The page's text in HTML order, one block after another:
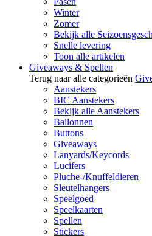
Winter
Zomer
Bekijk alle
Snelle levering
Toon alle artikelen
Giveaways & Spellen
Terug naar alle categorieën
Aanstekers
BIC Aanstekers
Bekijk alle Aanstekers
Ballonnen
Buttons
Giveaways
Lanyards/Keycords
Lucifers
Pluche-/Knuffeldieren
Sleutelhangers
Speelgoed
Speelkaarten
Spellen
Stickers